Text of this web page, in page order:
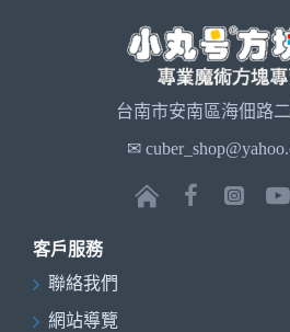
台南市安南區海佃路
✉
客戶服務
聯絡我們
網站導覽